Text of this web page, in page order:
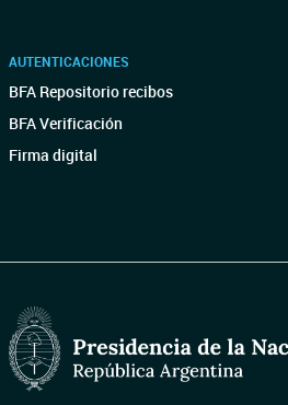
AUTENTICACIONES
BFA Repositorio recibos
BFA Verificación
Firma digital